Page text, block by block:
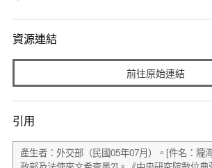
資源連結
前往原始連結
引用